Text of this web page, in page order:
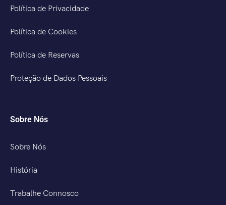
Política de Privacidade
Política de Cookies
Política de Reservas
Proteção de Dados Pessoais
Sobre Nós
Sobre Nós
História
Trabalhe Connosco